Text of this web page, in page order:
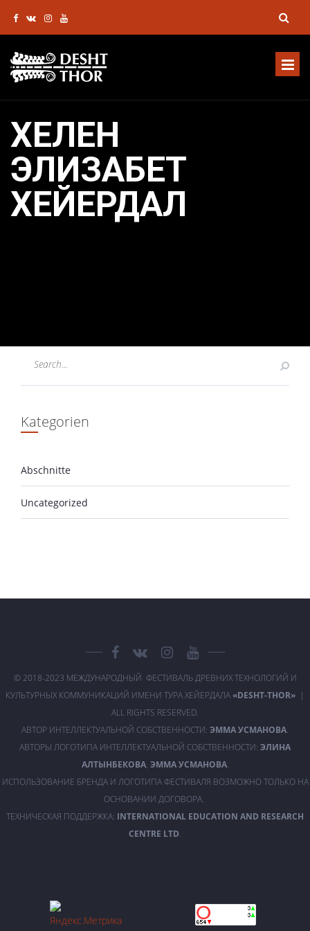
ХЕЛЕН
ЭЛИЗАБЕТ
ХЕЙЕРДАЛ
Kategorien
Abschnitte
Uncategorized
© 2018-2023 МЕЖДУНАРОДНЫЙ ФЕСТИВАЛЬ ДРЕВНИХ ТЕХНОЛОГИЙ И
КУЛЬТУРНЫХ КОММУНИКАЦИЙ ИМЕНИ ТУРА ХЕЙЕРДАЛА«DESHT-THOR» |
ALL RIGHTS RESERVED.
АВТОР ИНТЕЛЛЕКТУАЛЬНОЙ СОБСТВЕННОСТИ: ЭММА УСМАНОВА.
АВТОРЫ ЛОГОТИПА ИНТЕЛЛЕКТУАЛЬНОЙ СОБСТВЕННОСТИ: ЭЛИНА
АЛТЫНБЕКОВА, ЭММА УСМАНОВА.
ИСПОЛЬЗОВАНИЕ БРЕНДА И ЛОГОТИПА ФЕСТИВАЛЯ ВОЗМОЖНО ТОЛЬКО НА
ОСНОВАНИИ ДОГОВОРА.
ТЕХНИЧЕСКАЯ ПОДДЕРЖКА: INTERNATIONAL EDUCATION AND RESEARCH
CENTRE LTD.